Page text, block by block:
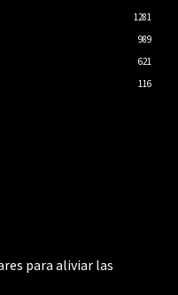
1281
989
621
116
para aliviar las